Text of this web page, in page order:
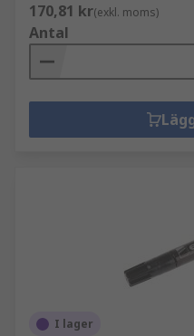
170,81 kr(exkl. moms)
Antal
I lager